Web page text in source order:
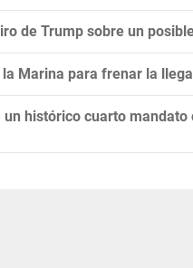
de Trump sobre un
Marina para frenar la
histórico cuarto